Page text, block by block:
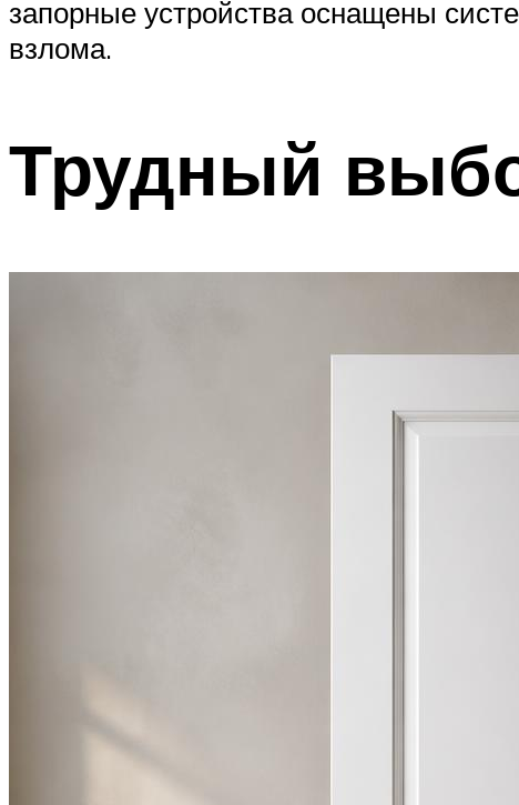
запорные устройства оснащены
взлома.
Трудный